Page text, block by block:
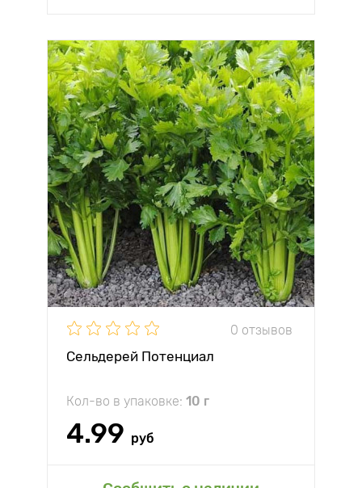
0 отзывов
Сельдерей Потенциал
Кол-во в упаковке: 10 г
4.99 руб